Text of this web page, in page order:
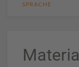
SPRACHE